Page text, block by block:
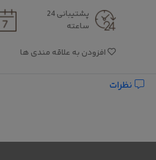
پشتیبانی 24
ساعته
افزودن به علاقه مندی ها